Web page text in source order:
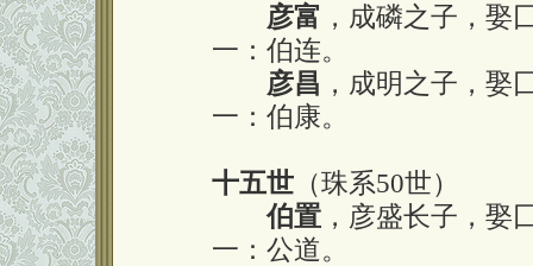
彦富 ，成磷之子，娶
一：伯连。
彦昌 ，成明之子，娶
一：伯康。
十五世 （珠系50世）
伯置 ，彦盛长子，娶
一：公道。